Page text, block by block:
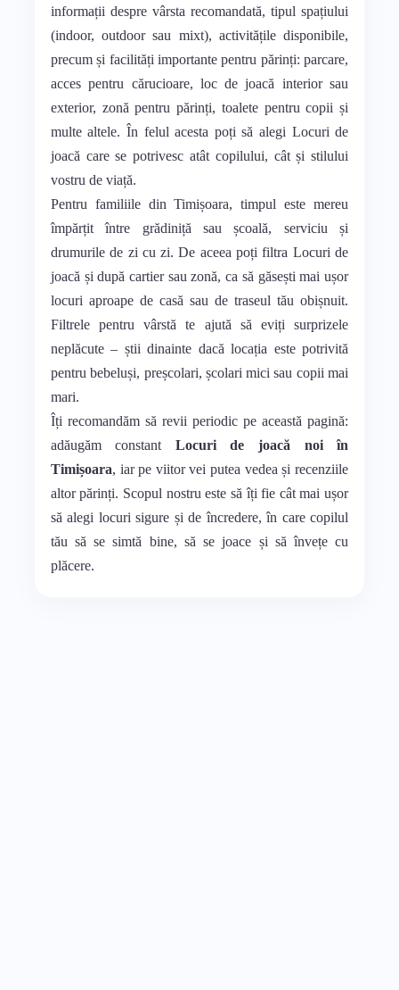
informații despre vârsta recomandată, tipul spațiului
(indoor, outdoor sau mixt), activitățile disponibile,
precum și facilități importante pentru părinți: parcare,
acces pentru cărucioare, loc de joacă interior sau
exterior, zonă pentru părinți, toalete pentru copii și
multe altele. În felul acesta poți să alegi Locuri de
joacă care se potrivesc atât copilului, cât și stilului
vostru de viață.
Pentru familiile din Timișoara, timpul este mereu
împărțit între grădiniță sau școală, serviciu și
drumurile de zi cu zi. De aceea poți filtra Locuri de
joacă și după cartier sau zonă, ca să găsești mai ușor
locuri aproape de casă sau de traseul tău obișnuit.
Filtrele pentru vârstă te ajută să eviți surprizele
neplăcute – știi dinainte dacă locația este potrivită
pentru bebeluși, preșcolari, școlari mici sau copii mai
mari.
Îți recomandăm să revii periodic pe această pagină:
adăugăm constant Locuri de joacă noi în
Timișoara, iar pe viitor vei putea vedea și recenziile
altor părinți. Scopul nostru este să îți fie cât mai ușor
să alegi locuri sigure și de încredere, în care copilul
tău să se simtă bine, să se joace și să învețe cu
plăcere.